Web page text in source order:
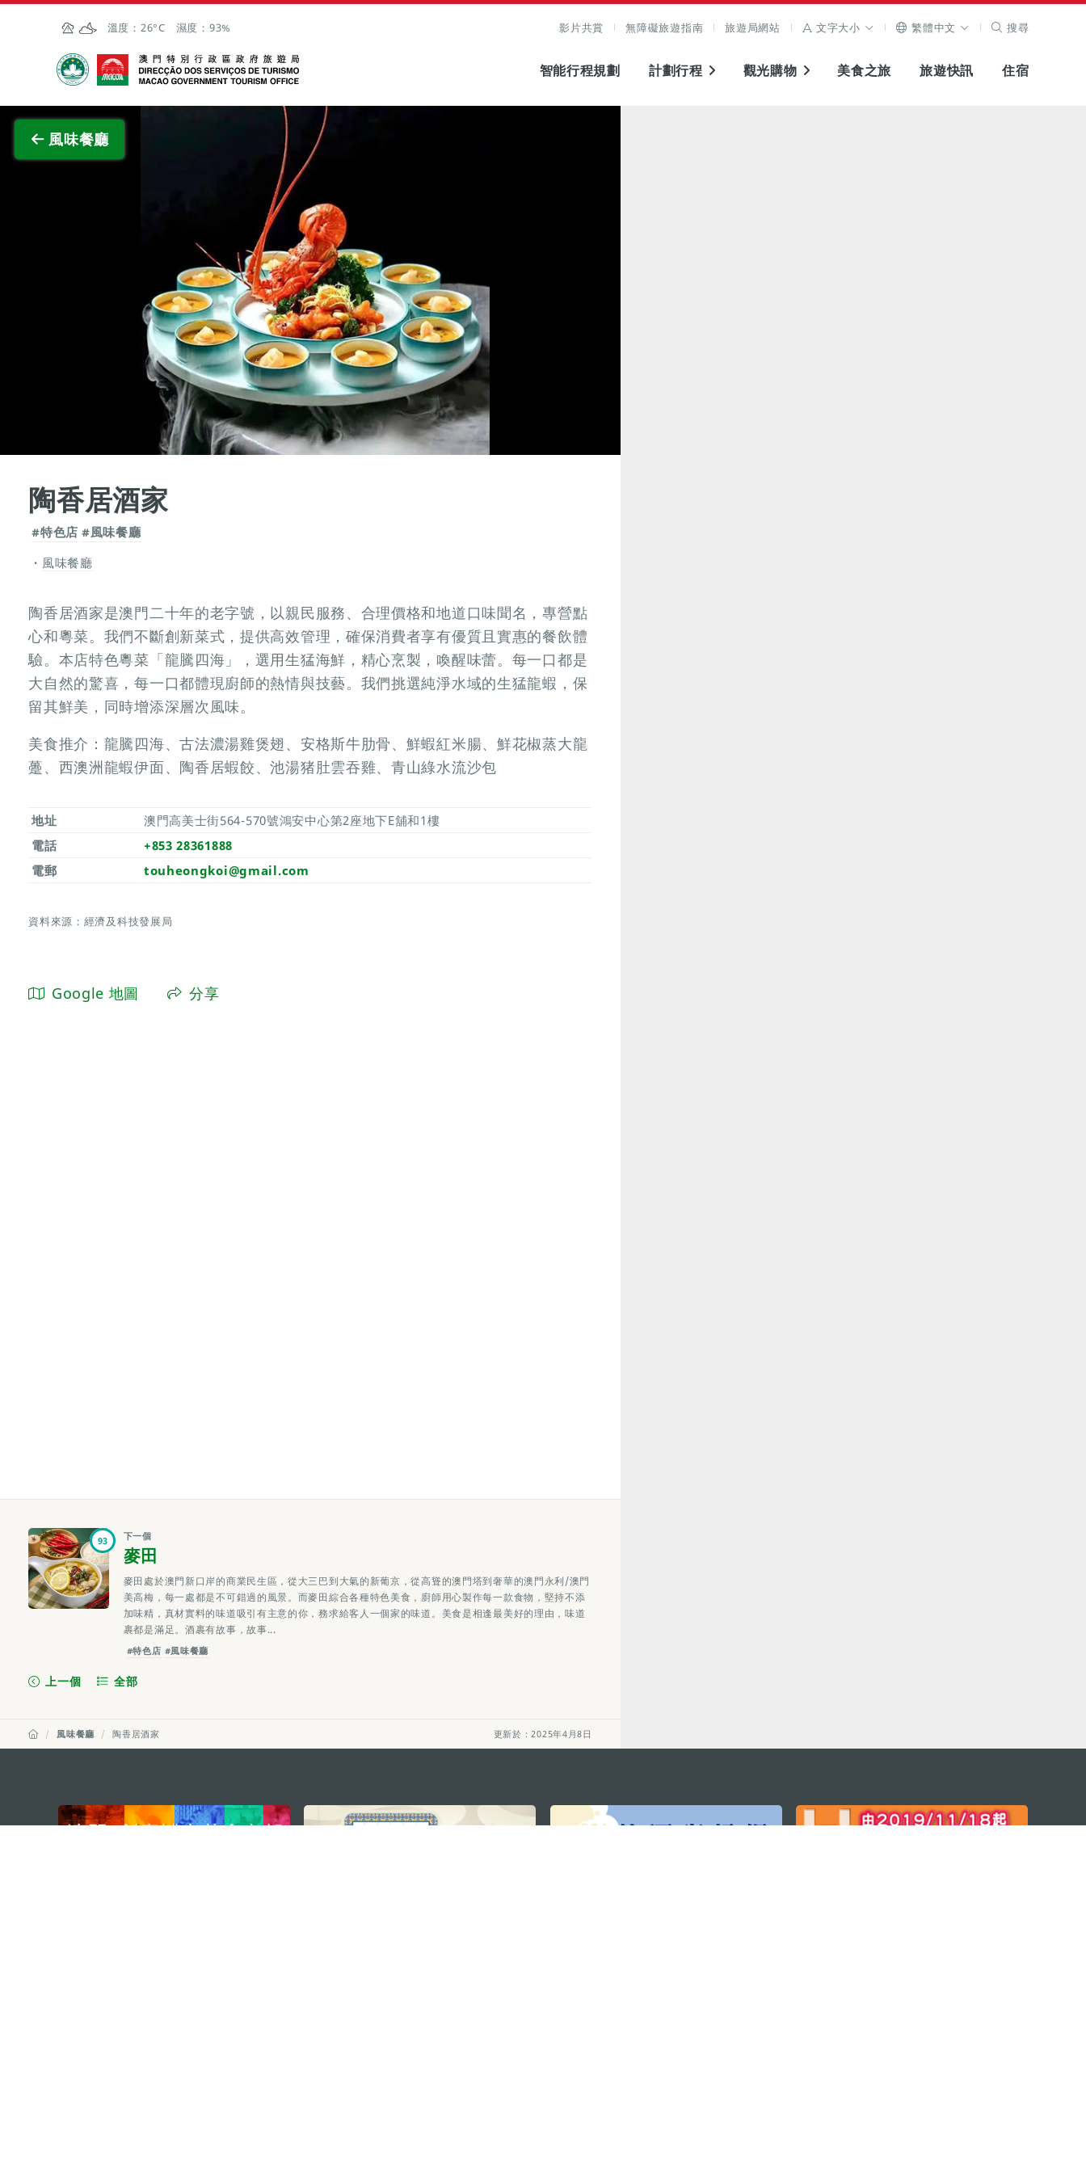
跳至主内容
溫度： 26°C 濕度： 93% 影片共賞 無障礙旅遊指南 旅遊局網站 文字大小 繁體中文 搜尋
澳門特別行政區政府旅遊局
智能行程規劃 計劃行程 觀光購物 美食之旅 旅遊快訊 住宿
風味餐廳
查看原圖
陶香居酒家
#特色店 #風味餐廳
風味餐廳
陶香居酒家是澳門二十年的老字號，以親民服務、合理價格和地道口味聞名，專營點
心和粵菜。我們不斷創新菜式，提供高效管理，確保消費者享有優質且實惠的餐飲體
驗。本店特色粵菜「龍騰四海」，選用生猛海鮮，精心烹製，喚醒味蕾。每一口都是
大自然的驚喜，每一口都體現廚師的熱情與技藝。我們挑選純淨水域的生猛龍蝦，保
留其鮮美，同時增添深層次風味。
美食推介：龍騰四海、古法濃湯雞煲翅、安格斯牛肋骨、鮮蝦紅米腸、鮮花椒蒸大龍
躉、西澳洲龍蝦伊面、陶香居蝦餃、池湯猪肚雲吞雞、青山綠水流沙包
地址
澳門高美士街564-570號鴻安中心第2座地下E舖和1樓
電話
+853 28361888
電郵
touheongkoi@gmail.com
資料來源：經濟及科技發展局
Google 地圖 分享
93 下一個
麥田
麥田處於澳門新口岸的商業民生區，從大三巴到大氣的新葡京，從高聳的澳門塔到奢華的澳門永利/澳門
美高梅，每一處都是不可錯過的風景。而麥田綜合各種特色美食，廚師用心製作每一款食物，堅持不添
加味精，真材實料的味道吸引有主意的你，務求給客人一個家的味道。美食是相逢最美好的理由，味道
裹都是滿足。酒裹有故事，故事...
#特色店 #風味餐廳
上一個 全部
更新於：2025年4月8日
風味餐廳 陶香居酒家
external links